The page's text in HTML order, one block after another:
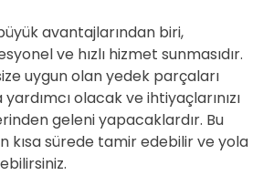
avantajlarından biri,
ve hızlı hizmet sunmasıdır.
uygun olan yedek parçaları
olacak ve ihtiyaçlarınızı
geleni yapacaklardır. Bu
kısa sürede tamir edebilir ve yola